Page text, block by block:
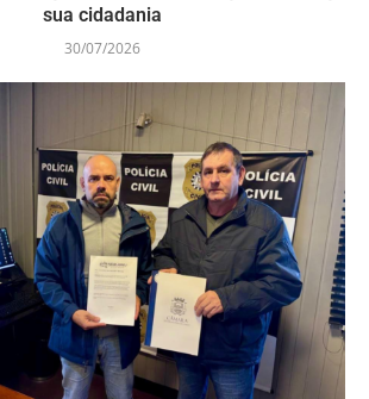
sua cidadania
30/07/2026